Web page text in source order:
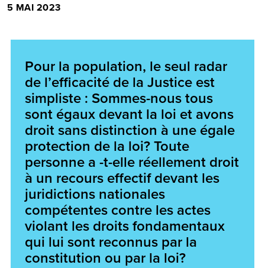
5 MAI 2023
Pour la population, le seul radar
de l’efficacité de la Justice est
simpliste : Sommes-nous tous
sont égaux devant la loi et avons
droit sans distinction à une égale
protection de la loi? Toute
personne a -t-elle réellement droit
à un recours effectif devant les
juridictions nationales
compétentes contre les actes
violant les droits fondamentaux
qui lui sont reconnus par la
constitution ou par la loi?